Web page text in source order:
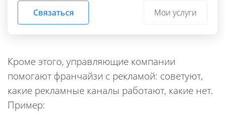
Мои услуги
Кроме этого, управляющие компании
помогают франчайзи с рекламой: советуют,
какие рекламные каналы работают, какие нет.
Пример: